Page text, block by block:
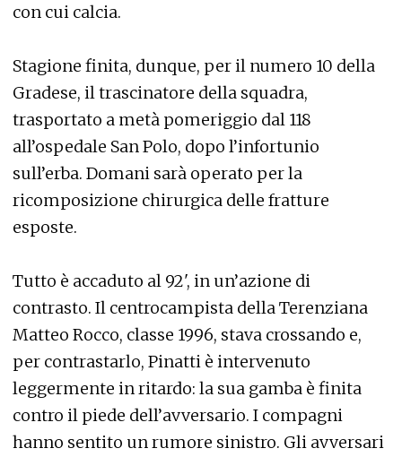
con cui calcia.
Stagione finita, dunque, per il numero 10 della
Gradese, il trascinatore della squadra,
trasportato a metà pomeriggio dal 118
all’ospedale San Polo, dopo l’infortunio
sull’erba. Domani sarà operato per la
ricomposizione chirurgica delle fratture
esposte.
Tutto è accaduto al 92', in un’azione di
contrasto. Il centrocampista della Terenziana
Matteo Rocco, classe 1996, stava crossando e,
per contrastarlo, Pinatti è intervenuto
leggermente in ritardo: la sua gamba è finita
contro il piede dell’avversario. I compagni
hanno sentito un rumore sinistro. Gli avversari